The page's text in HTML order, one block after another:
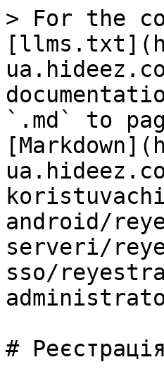
> For the
`.md` to
android/
serveri/
sso/
#